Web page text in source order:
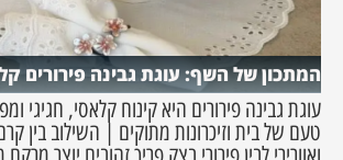
המתכון של השף: עוגת גבינה פירורים
עוגת גבינה פירורים היא קינוח קלאסי, חגיגי
טעם של בית וזיכרונות מתוקים | השילוב בין